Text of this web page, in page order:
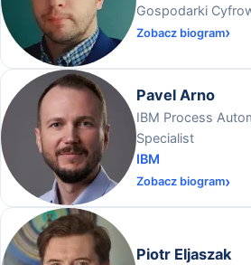
Gospodarki
i Technologii
Zobacz biogram
Pavel Arno
IBM Process
Specialist
IBM
Zobacz biogram
Piotr Eljaszak